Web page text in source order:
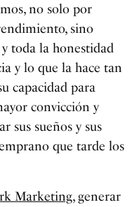
no solo por
sino
toda la honestidad
y lo que la hace tan
capacidad para
convicción y
sus sueños y sus
que tarde los
Marketing, generar